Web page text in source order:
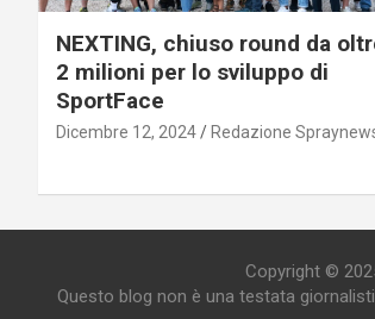
NEXTING, chiuso round da
2 milioni per lo sviluppo di
SportFace
Dicembre 12, 2024 Redazione
Copyright ©
Questo blog non è una testata